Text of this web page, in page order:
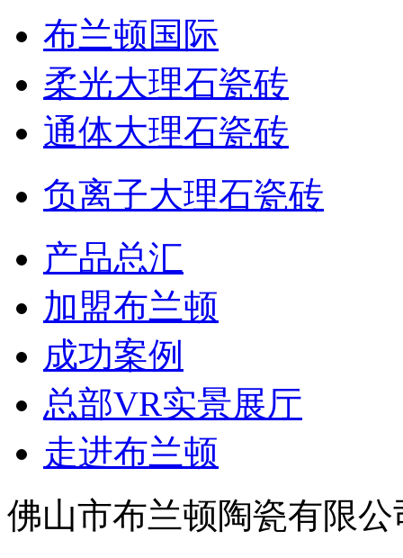
布兰顿国际
柔光大理石瓷砖
通体大理石瓷砖
负离子大理石瓷砖
产品总汇
加盟布兰顿
成功案例
总部VR实景展厅
走进布兰顿
佛山市布兰顿陶瓷有限公